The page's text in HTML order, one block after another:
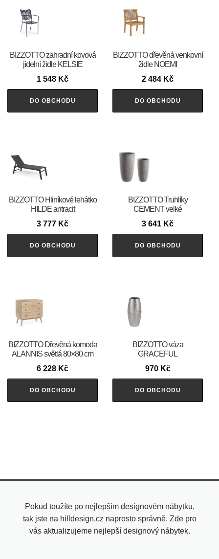
BIZZOTTO zahradní kovová
jídelní židle KELSIE
1 548 Kč
DO OBCHODU
BIZZOTTO dřevěná venkovní
židle NOEMI
2 484 Kč
DO OBCHODU
BIZZOTTO Hliníkové lehátko
HILDE antracit
3 777 Kč
DO OBCHODU
BIZZOTTO Truhlíky
CEMENT velké
3 641 Kč
DO OBCHODU
BIZZOTTO Dřevěná komoda
ALANNIS světlá 80×80 cm
6 228 Kč
DO OBCHODU
BIZZOTTO váza
GRACEFUL
970 Kč
DO OBCHODU
Pokud toužíte po nejlepším designovém nábytku,
tak jste na hilldesign.cz naprosto správně. Zde pro
vás aktualizujeme nejlepší designový nábytek.